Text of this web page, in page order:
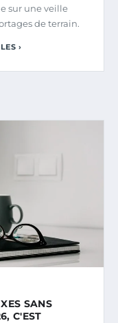
sur une veille
de terrain.
›
SANS
C'EST